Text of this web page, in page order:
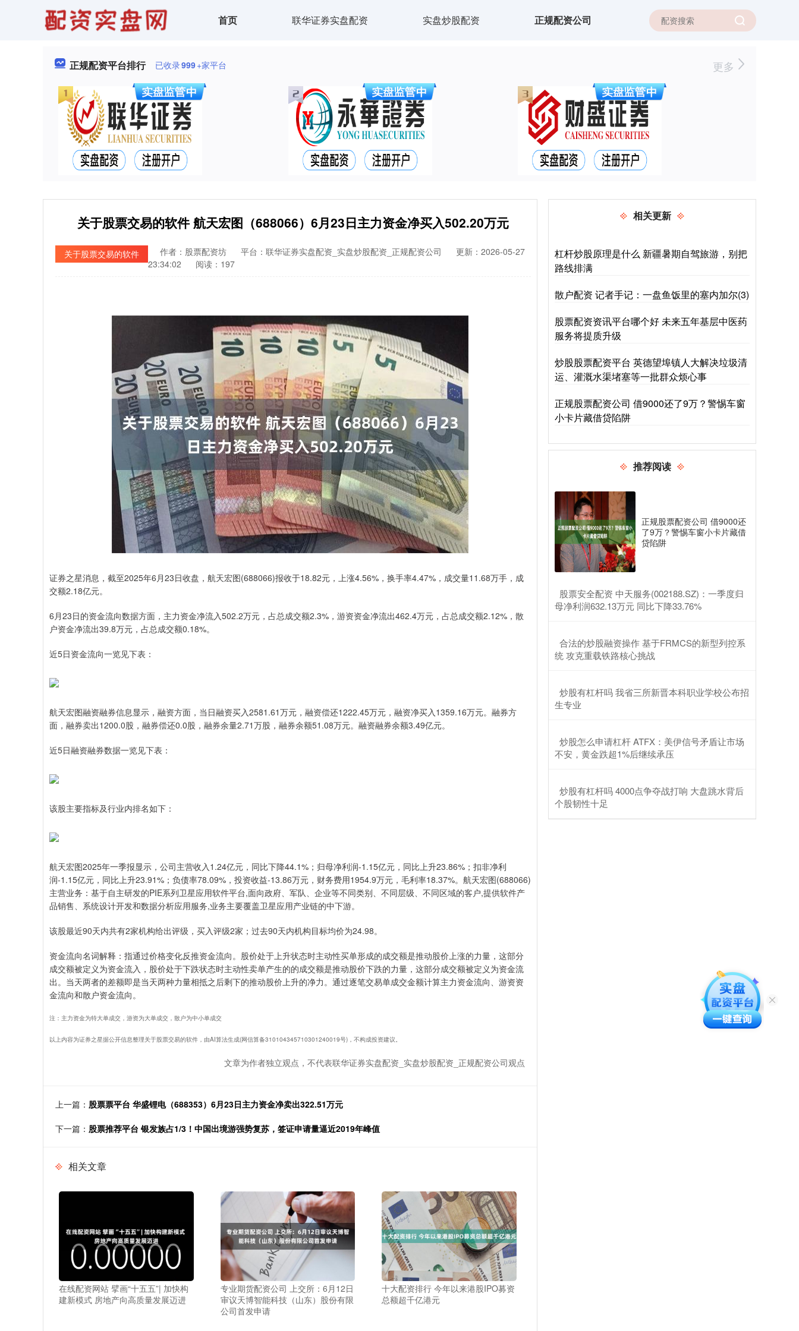
首页 联华证券实盘配资 实盘炒股配资 正规配资公司
正规配资平台排行 已收录999+家平台 更多
关于股票交易的软件 航天宏图（688066）6月23日主力资金净买入502.20万元
关于股票交易的软件 作者：股票配资坊 平台：联华证券实盘配资_实盘炒股配资_正规配资公司
更新：2026-05-27
23:34:02
阅读：197
证券之星消息，截至2025年6月23日收盘，航天宏图(688066)报收于18.82元，上涨4.56%，换手率4.47%，成交量11.68万手，成
交额2.18亿元。
6月23日的资金流向数据方面，主力资金净流入502.2万元，占总成交额2.3%，游资资金净流出462.4万元，占总成交额2.12%，散
户资金净流出39.8万元，占总成交额0.18%。
近5日资金流向一览见下表：
航天宏图融资融券信息显示，融资方面，当日融资买入2581.61万元，融资偿还1222.45万元，融资净买入1359.16万元。融券方
面，融券卖出1200.0股，融券偿还0.0股，融券余量2.71万股，融券余额51.08万元。融资融券余额3.49亿元。
近5日融资融券数据一览见下表：
该股主要指标及行业内排名如下：
航天宏图2025年一季报显示，公司主营收入1.24亿元，同比下降44.1%；归母净利润-1.15亿元，同比上升23.86%；扣非净利
润-1.15亿元，同比上升23.91%；负债率78.09%，投资收益-13.86万元，财务费用1954.9万元，毛利率18.37%。航天宏图(688066)
主营业务：基于自主研发的PIE系列卫星应用软件平台,面向政府、军队、企业等不同类别、不同层级、不同区域的客户,提供软件产
品销售、系统设计开发和数据分析应用服务,业务主要覆盖卫星应用产业链的中下游。
该股最近90天内共有2家机构给出评级，买入评级2家；过去90天内机构目标均价为24.98。
资金流向名词解释：指通过价格变化反推资金流向。股价处于上升状态时主动性买单形成的成交额是推动股价上涨的力量，这部分
成交额被定义为资金流入，股价处于下跌状态时主动性卖单产生的的成交额是推动股价下跌的力量，这部分成交额被定义为资金流
出。当天两者的差额即是当天两种力量相抵之后剩下的推动股价上升的净力。通过逐笔交易单成交金额计算主力资金流向、游资资
金流向和散户资金流向。
注：主力资金为特大单成交，游资为大单成交，散户为中小单成交
以上内容为证券之星据公开信息整理关于股票交易的软件，由AI算法生成(网信算备310104345710301240019号)，不构成投资建议。
文章为作者独立观点，不代表联华证券实盘配资_实盘炒股配资_正规配资公司观点
上一篇： 股票票平台 华盛锂电（688353）6月23日主力资金净卖出322.51万元
下一篇： 股票推荐平台 银发族占1/3！中国出境游强势复苏，签证申请量逼近2019年峰值
相关文章
在线配资网站 擘画“十五五”| 加快构
建新模式 房地产向高质量发展迈进
专业期货配资公司 上交所：6月12日
审议天博智能科技（山东）股份有限
公司首发申请
十大配资排行 今年以来港股IPO募资
总额超千亿港元
相关更新
杠杆炒股原理是什么 新疆暑期自驾旅游，别把
路线排满
散户配资 记者手记：一盘鱼饭里的塞内加尔(3)
股票配资资讯平台哪个好 未来五年基层中医药
服务将提质升级
炒股股票配资平台 英德望埠镇人大解决垃圾清
运、灌溉水渠堵塞等一批群众烦心事
正规股票配资公司 借9000还了9万？警惕车窗
小卡片藏借贷陷阱
推荐阅读
正规股票配资公司 借9000还
了9万？警惕车窗小卡片藏借
贷陷阱
​股票安全配资 中天服务(002188.SZ)：一季度归
母净利润632.13万元 同比下降33.76%
​合法的炒股融资操作 基于FRMCS的新型列控系
统 攻克重载铁路核心挑战
​炒股有杠杆吗 我省三所新晋本科职业学校公布招
生专业
​炒股怎么申请杠杆 ATFX：美伊信号矛盾让市场
不安，黄金跌超1%后继续承压
​炒股有杠杆吗 4000点争夺战打响 大盘跳水背后
个股韧性十足